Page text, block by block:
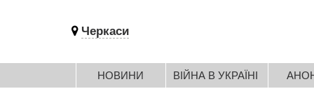
Черкаси
НОВИНИ ВІЙНА В УКРАЇНІ